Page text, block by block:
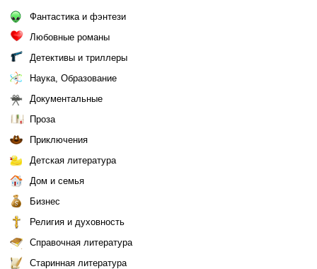
Фантастика и фэнтези
Любовные романы
Детективы и триллеры
Наука, Образование
Документальные
Проза
Приключения
Детская литература
Дом и семья
Бизнес
Религия и духовность
Справочная литература
Старинная литература